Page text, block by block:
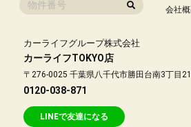
会社
カーライフグループ株式会社
カーライフTOKYO店
〒276-0025 千葉県八千代市勝田台南3丁目
0120-038-871
LINEで友達になる